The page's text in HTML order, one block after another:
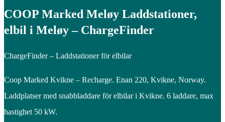
COOP Marked Meløy Laddstationer,
elbil i Meløy – ChargeFinder
ChargeFinder – Laddstationer för elbilar
Coop Marked Kvikne – Recharge. Enan 220, Kvikne, Norway.
Laddplatser med snabbladdare för elbilar i Kvikne. 6 laddare, max
hastighet 50 kW.